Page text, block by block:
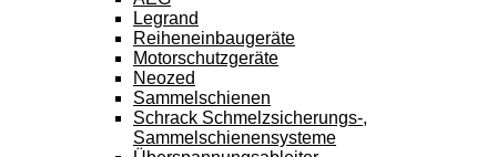
Legrand
Reiheneinbaugeräte
Motorschutzgeräte
Neozed
Sammelschienen
Schrack Schmelzsicherungs-,
Sammelschienensysteme